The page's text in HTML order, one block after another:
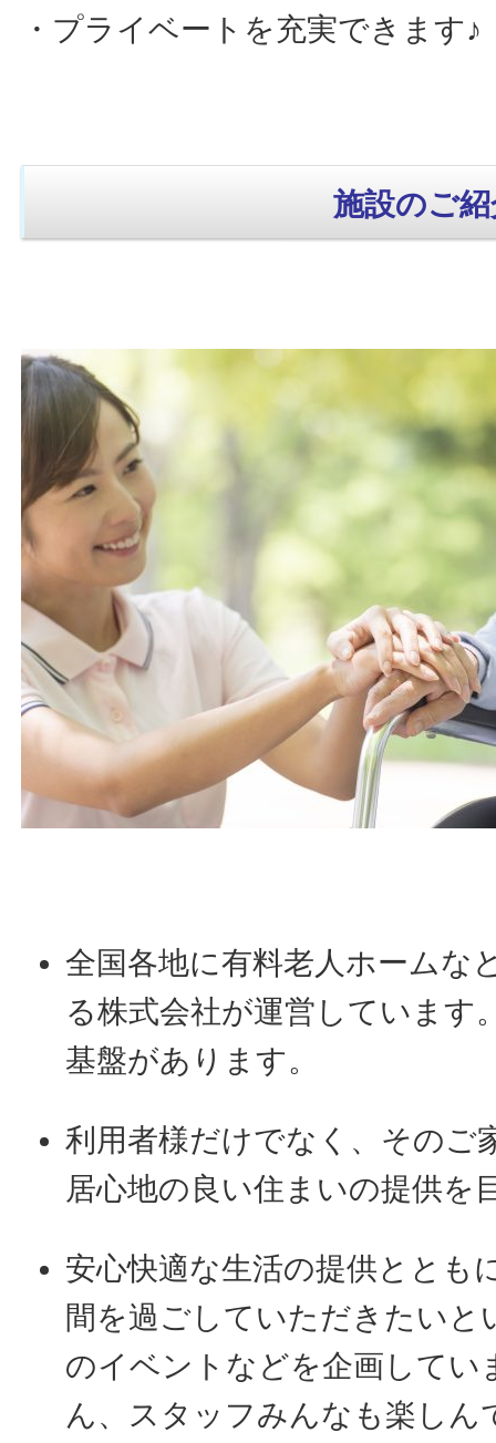
・プライベートを充実できます♪
施設のご
全国各地に有料老人ホームな
る株式会社が運営しています
基盤があります。
利用者様だけでなく、そのご
居心地の良い住まいの提供を
安心快適な生活の提供ととも
間を過ごしていただきたいと
のイベントなどを企画してい
ん、スタッフみんなも楽しん